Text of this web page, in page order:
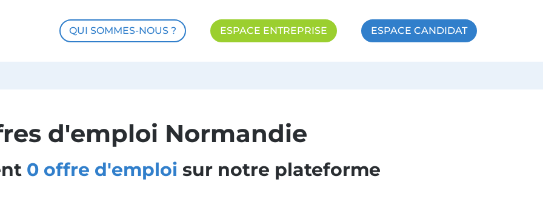
QUI SOMMES-NOUS ? ESPACE ENTREPRISE ESPACE CANDIDAT
d'emploi Normandie
0 offre d'emploi sur notre plateforme